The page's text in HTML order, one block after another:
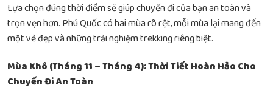
Lựa chọn đúng thời điểm sẽ giúp chuyến đi của bạn an toàn và
trọn vẹn hơn. Phú Quốc có hai mùa rõ rệt, mỗi mùa lại mang đến
một vẻ đẹp và những trải nghiệm trekking riêng biệt.
Mùa Khô (Tháng 11 – Tháng 4): Thời Tiết Hoàn Hảo Cho
Chuyến Đi An Toàn